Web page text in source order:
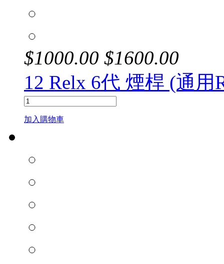
$1000.00 $1600.00
12 Relx 6代 煙桿 (通
加入購物車